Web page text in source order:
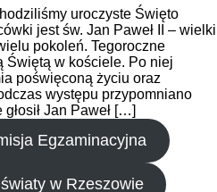
uroczyste Święto
jest św. Jan Paweł II – wielki
pokoleń. Tegoroczne
Świętą w kościele. Po niej
poświęconą życiu oraz
występu przypomniano
Jan Paweł […]